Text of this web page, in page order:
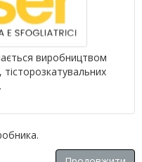
виробництвом